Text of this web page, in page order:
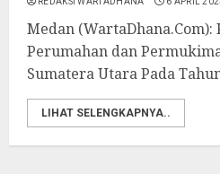
Medan (WartaDhana.Com):
Perumahan dan
Sumatera Utara Pada
LIHAT SELENGKAPNYA..